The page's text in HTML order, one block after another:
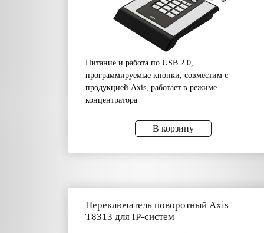
Питание и работа по USB 2.0,
программируемые кнопки, совместим с
продукцией Axis, работает в режиме
концентратора
В корзину
Переключатель поворотный Axis
T8313 для IP-систем